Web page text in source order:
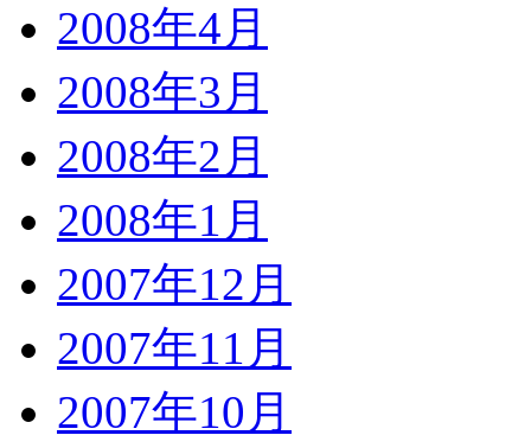
2008年4月
2008年3月
2008年2月
2008年1月
2007年12月
2007年11月
2007年10月